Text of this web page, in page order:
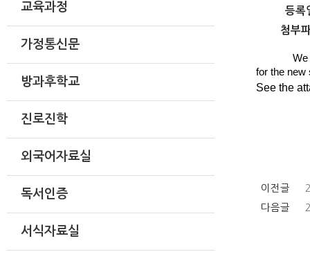
교육과정
가정통신문
방과후학교
진로진학
외국어자료실
독서인증
서식자료실
등록
첨부
We
for the new
See the
이전글
다음글